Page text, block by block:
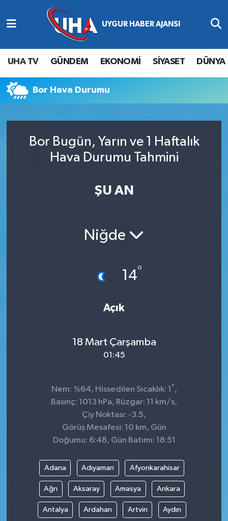
UHA TV GÜNDEM EKONOMİ SİYASET DÜNYA
Bor Hava Durumu
Bor Bugün, Yarın ve 1 Haftalık
Hava Durumu Tahmini
ŞU AN
Niğde
14°
Açık
18 Mart Çarşamba
01:45
Nem: %64, Hissedilen Sıcaklık: 1 ° ,
Basınç: 1013 hPa, Rüzgar: 11 km/s,
Çiy Noktası: -3.5,
Görüş Mesafesi: 10 km, Gün
Doğumu: 6:48, Gün Batımı: 18:51
Adana Adıyaman Afyonkarahisar
Ağrı Aksaray Amasya Ankara
Antalya Ardahan Artvin Aydın
Abone Ol
Gündem
Ekonomi
Siyaset
Nöbetçi Eczaneler
Hava Durumu
Namaz Vakitleri
Süper Lig Puan Durumu ve Fikstür
Son Dakika Haberleri